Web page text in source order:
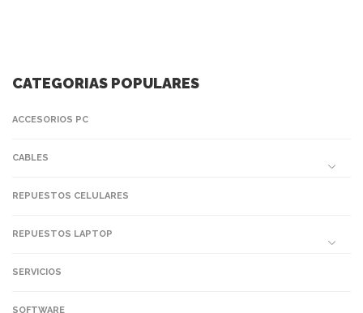
CATEGORIAS POPULARES
ACCESORIOS PC
CABLES
REPUESTOS CELULARES
REPUESTOS LAPTOP
SERVICIOS
SOFTWARE